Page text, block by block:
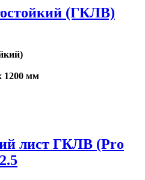
(ГКЛВ)
1200 мм
лист ГКЛВ (Pro